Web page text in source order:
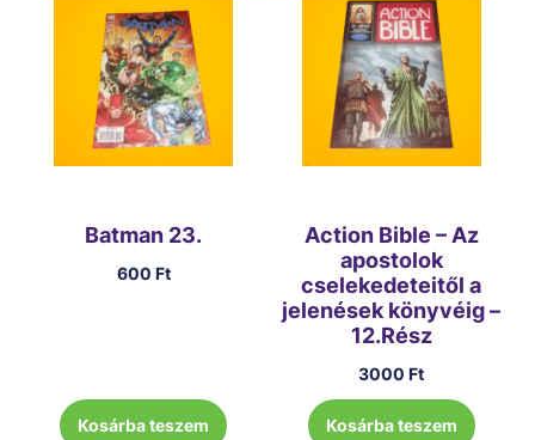
Batman 23.
600 Ft
Kosárba teszem
Action Bible – Az
apostolok
cselekedeteitől a
jelenések könyvéig –
12.Rész
3000Ft
Kosárba teszem